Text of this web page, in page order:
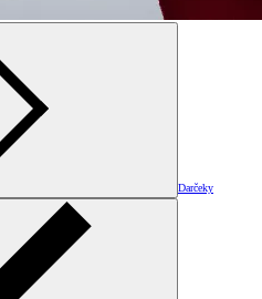
Darčeky